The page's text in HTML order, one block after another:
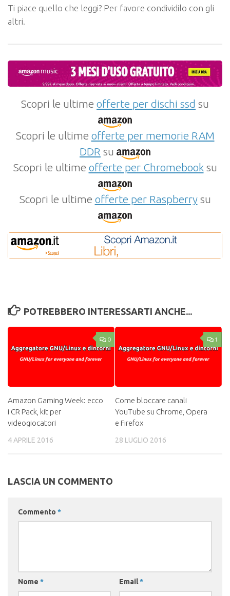
Ti piace quello che leggi? Per favore condividilo con gli
altri.
Scopri le ultime offerte per dischi ssd su
Scopri le ultime offerte per memorie RAM
DDR su
Scopri le ultime offerte per Chromebooksu
Scopri le ultime offerte per Raspberrysu
POTREBBERO INTERESSARTI ANCHE...
0
Amazon Gaming Week: ecco
i CR Pack, kit per
videogiocatori
4 APRILE 2016
1
Come bloccare canali
YouTube su Chrome, Opera
e Firefox
28 LUGLIO 2016
LASCIA UN COMMENTO
Commento *
Nome * Email*